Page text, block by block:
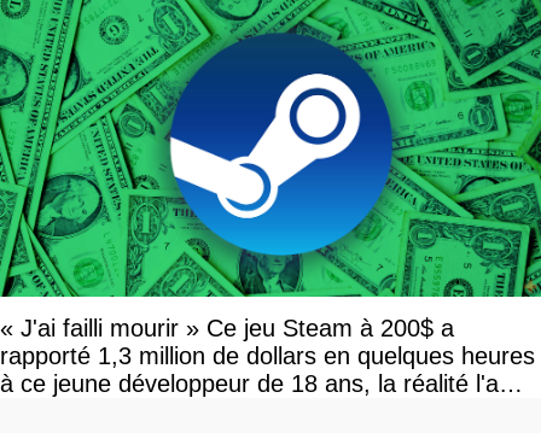
« J'ai failli mourir » Ce jeu Steam à 200$ a
rapporté 1,3 million de dollars en quelques heures
à ce jeune développeur de 18 ans, la réalité l'a